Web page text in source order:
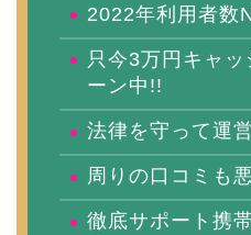
2022年利用者数
只今3万円キャ
ーン中!!
法律を守って運
周りの口コミも
徹底サポート携